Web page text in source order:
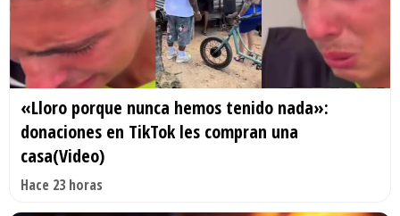
«Lloro porque nunca hemos tenido nada»:
donaciones en TikTok les compran una
casa(Video)
Hace 23 horas